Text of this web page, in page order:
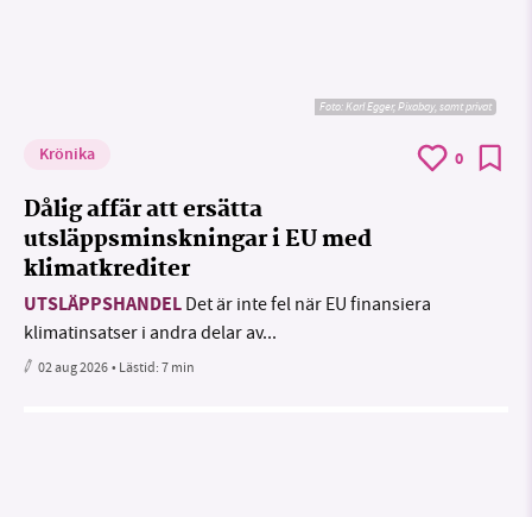
Foto:Karl Egger, Pixabay, samt privat
Krönika 0
Dålig affär att ersätta
utsläppsminskningar i EU med
klimatkrediter
UTSLÄPPSHANDEL Det är inte fel när EU finansiera
klimatinsatser i andra delar av...
02 aug 2026• Lästid:7 min